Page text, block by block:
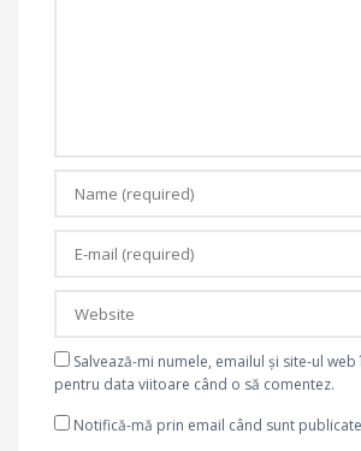
Salvează-mi numele, emailul și site-ul
pentru data viitoare când o să comentez.
Notifică-mă prin email când sunt